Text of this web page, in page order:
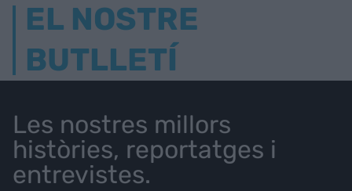
EL NOSTRE
BUTLLETÍ
Les nostres millors
històries, reportatges i
entrevistes.